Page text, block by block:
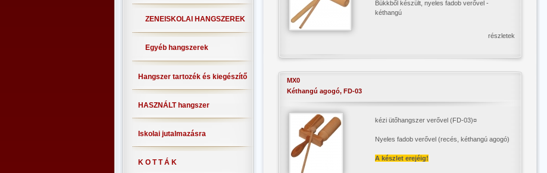
ZENEISKOLAI HANGSZEREK
Egyéb hangszerek
Hangszer tartozék és kiegészítő
HASZNÁLT hangszer
Iskolai jutalmazásra
K O T T Á K
Bükkből készült, nyeles fadob verővel -
kéthangú
részletek
MX0
Kéthangú agogó, FD-03
kézi ütőhangszer verővel (FD-03)¤
Nyeles fadob verővel (recés, kéthangú agogó)
A készlet erejéig!